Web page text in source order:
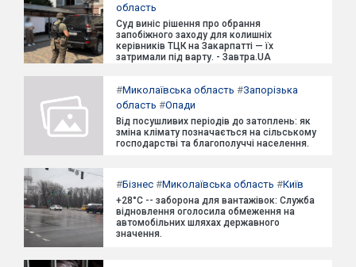
область
Суд виніс рішення про обрання
запобіжного заходу для колишніх
керівників ТЦК на Закарпатті — їх
затримали під варту. - Завтра.UA
#Миколаївська область #Запорізька
область #Опади
Від посушливих періодів до затоплень: як
зміна клімату позначається на сільському
господарстві та благополуччі населення.
#Бізнес #Миколаївська область #Київ
+28°C -- заборона для вантажівок: Служба
відновлення оголосила обмеження на
автомобільних шляхах державного
значення.